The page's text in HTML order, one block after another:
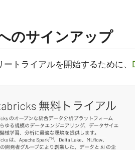
のサインアップ
トライアルを開始するために、